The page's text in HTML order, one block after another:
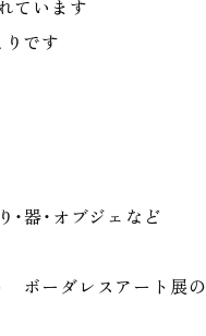
ています
です
器・オブジェなど
ボーダレスアート展の